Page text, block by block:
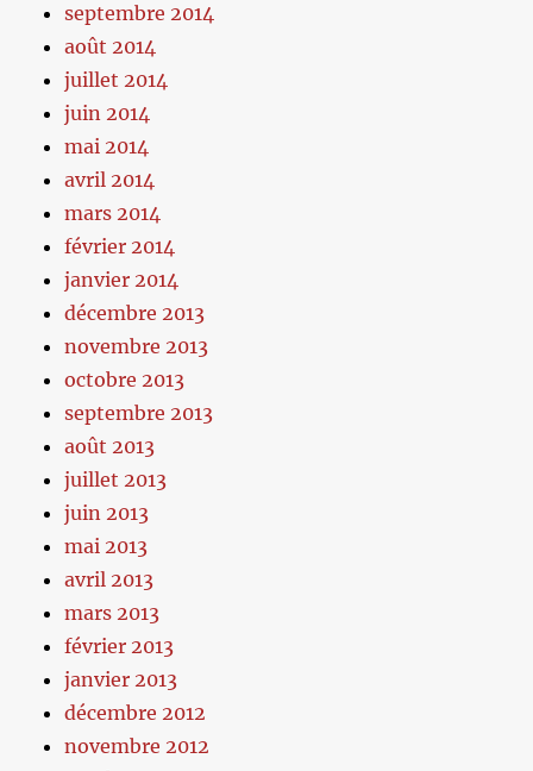
septembre 2014
août 2014
juillet 2014
juin 2014
mai 2014
avril 2014
mars 2014
février 2014
janvier 2014
décembre 2013
novembre 2013
octobre 2013
septembre 2013
août 2013
juillet 2013
juin 2013
mai 2013
avril 2013
mars 2013
février 2013
janvier 2013
décembre 2012
novembre 2012